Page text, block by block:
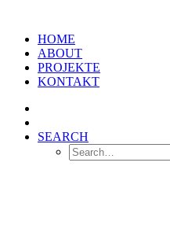
HOME
ABOUT
PROJEKTE
KONTAKT
SEARCH